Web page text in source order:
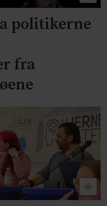
politikerne
fra